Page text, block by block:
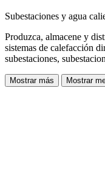
Subestaciones y agua
Produzca, almacene y
sistemas de calefacción
subestaciones,
Mostrar más Mostrar